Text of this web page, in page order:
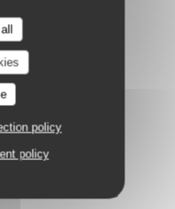
policy
policy
28€